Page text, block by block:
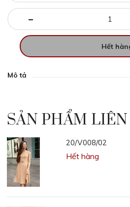
-
Hết
Mô tả
SẢN PHẨM
20/V008/02
Hết hàng